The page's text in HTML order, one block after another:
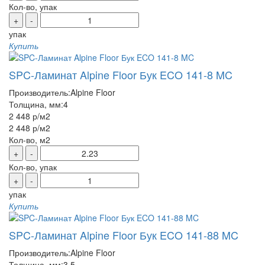
Кол-во, упак
+
-
упак
Купить
SPC-Ламинат Alpine Floor Бук ECO 141-8 MC
Производитель:Alpine Floor
Толщина, мм:4
2 448 р/м2
2 448 р/м2
Кол-во, м2
+
-
Кол-во, упак
+
-
упак
Купить
SPC-Ламинат Alpine Floor Бук ECO 141-88 MC
Производитель:Alpine Floor